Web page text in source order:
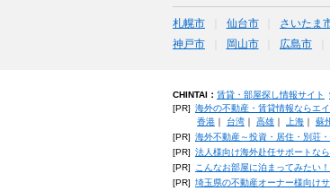
札幌市 仙台市 さいたま
神戸市
岡山市 広島市
CHINTAI： 賃貸・部屋探し情報サイト
[PR] 海外の不動産・賃貸情報ならエ
香港｜ 台湾｜ 高雄｜ 上海｜ 蘇
[PR] 海外不動産～投資・居住・別荘
[PR] 法人様向け海外赴任サポートな
[PR]
こんなお部屋に泊まってみたい
[PR] 埼玉県の不動産オーナー様向け